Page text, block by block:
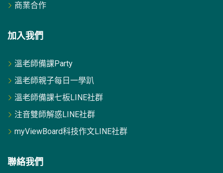
商業合作
加入我們
溫老師備課Party
溫老師親子每日一學趴
溫老師備課七板LINE社群
注音雙師解惑LINE社群
myViewBoard科技作文LINE社群
聯絡我們